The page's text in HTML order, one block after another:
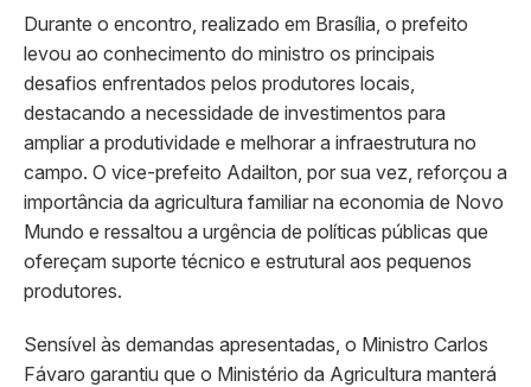
Durante o encontro, realizado em Brasília, o prefeito
levou ao conhecimento do ministro os principais
desafios enfrentados pelos produtores locais,
destacando a necessidade de investimentos para
ampliar a produtividade e melhorar a infraestrutura no
campo. O vice-prefeito Adailton, por sua vez, reforçou a
importância da agricultura familiar na economia de Novo
Mundo e ressaltou a urgência de políticas públicas que
ofereçam suporte técnico e estrutural aos pequenos
produtores.
Sensível às demandas apresentadas, o Ministro Carlos
Fávaro garantiu que o Ministério da Agricultura manterá